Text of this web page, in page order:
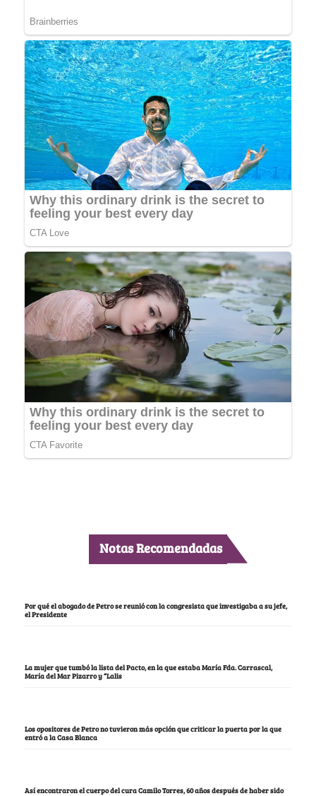
Notas Recomendadas
Por qué el abogado de Petro se reunió con la congresista que investigaba a su jefe,
el Presidente
La mujer que tumbó la lista del Pacto, en la que estaba María Fda. Carrascal,
María del Mar Pizarro y “Lalis
Los opositores de Petro no tuvieron más opción que criticar la puerta por la que
entró a la Casa Blanca
Así encontraron el cuerpo del cura Camilo Torres, 60 años después de haber sido